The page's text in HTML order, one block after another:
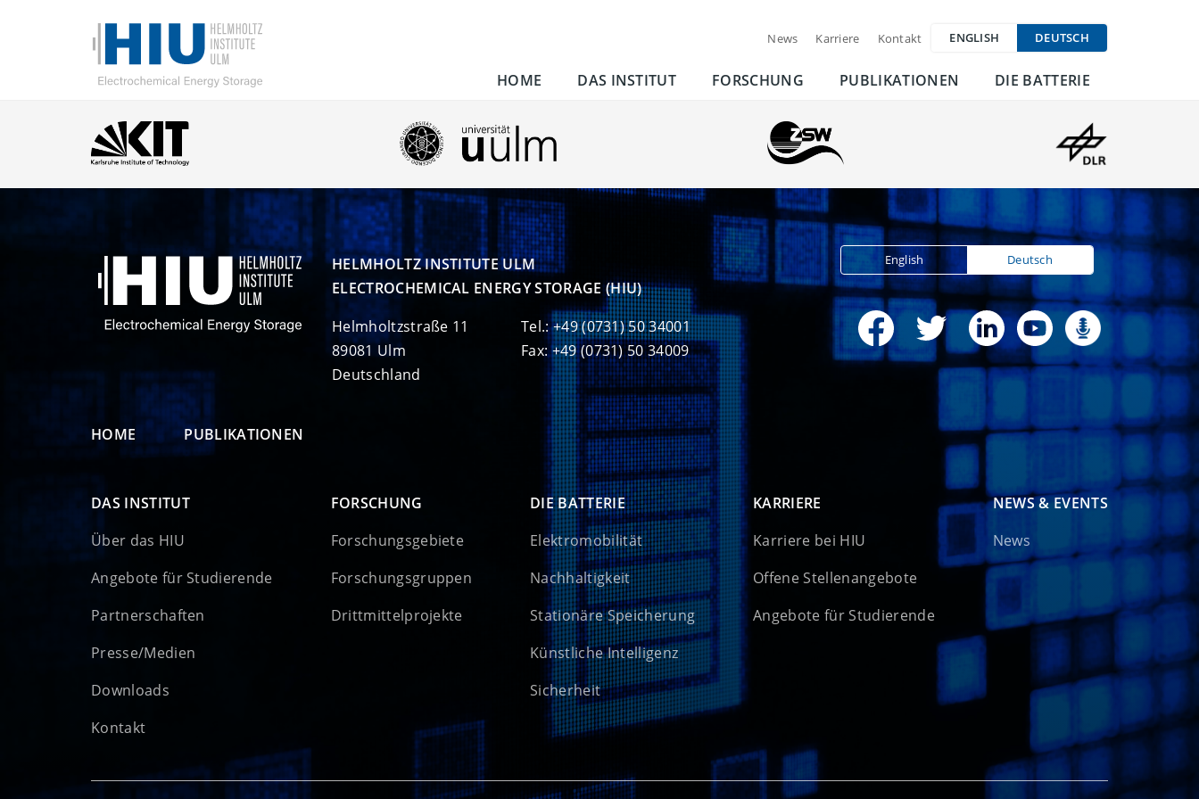
News Karriere Kontakt ENGLISH DEUTSCH
HOME DAS INSTITUT FORSCHUNG PUBLIKATIONEN DIE BATTERIE
HELMHOLTZ INSTITUTE ULM
ELECTROCHEMICAL ENERGY STORAGE (HIU)
Helmholtzstraße 11
89081 Ulm
Deutschland
Tel.: +49 (0731) 50 34001
Fax: +49 (0731) 50 34009
English Deutsch
HOME PUBLIKATIONEN
DAS INSTITUT
Über das HIU
Angebote für Studierende
Partnerschaften
Presse/Medien
Downloads
Kontakt
FORSCHUNG
Forschungsgebiete
Forschungsgruppen
Drittmittelprojekte
DIE BATTERIE
Elektromobilität
Nachhaltigkeit
Stationäre Speicherung
Künstliche Intelligenz
Sicherheit
KARRIERE
Karriere bei HIU
Offene Stellenangebote
Angebote für Studierende
NEWS & EVENTS
News